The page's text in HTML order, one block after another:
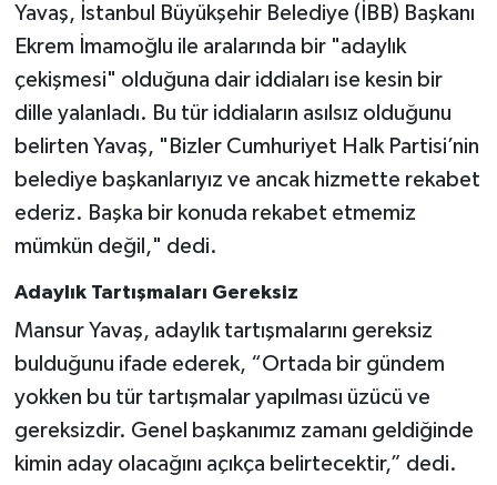
Yavaş, İstanbul Büyükşehir Belediye (İBB) Başkanı
Ekrem İmamoğlu ile aralarında bir "adaylık
çekişmesi" olduğuna dair iddiaları ise kesin bir
dille yalanladı. Bu tür iddiaların asılsız olduğunu
belirten Yavaş, "Bizler Cumhuriyet Halk Partisi’nin
belediye başkanlarıyız ve ancak hizmette rekabet
ederiz. Başka bir konuda rekabet etmemiz
mümkün değil," dedi.
Adaylık Tartışmaları Gereksiz
Mansur Yavaş, adaylık tartışmalarını gereksiz
bulduğunu ifade ederek, “Ortada bir gündem
yokken bu tür tartışmalar yapılması üzücü ve
gereksizdir. Genel başkanımız zamanı geldiğinde
kimin aday olacağını açıkça belirtecektir,” dedi.